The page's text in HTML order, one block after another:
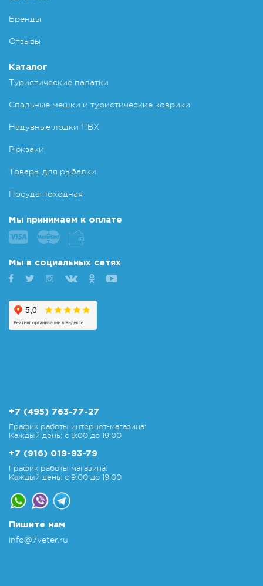
Бренды
Отзывы
Каталог
Туристические палатки
Спальные мешки и туристические коврики
Надувные лодки ПВХ
Рюкзаки
Товары для рыбалки
Посуда походная
Мы принимаем к оплате
Мы в социальных сетях
+7 (495) 763-77-27
График работы интернет-магазина:
Каждый день: с 9:00 до 19:00
+7 (916) 019-93-79
График работы магазина:
Каждый день: с 9:00 до 19:00
Пишите нам
info@7veter.ru